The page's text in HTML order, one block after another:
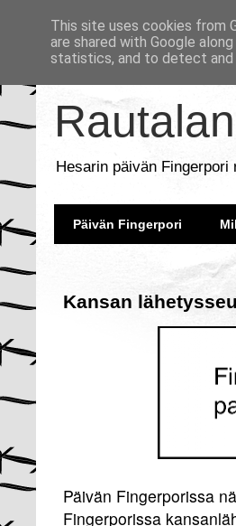
Hesarin päivän
Päivän Fingerpori
Kansan
Päivän Fingerporissa
Fingerporissa
This site uses cookies from
are shared with Google
statistics, and to detect and